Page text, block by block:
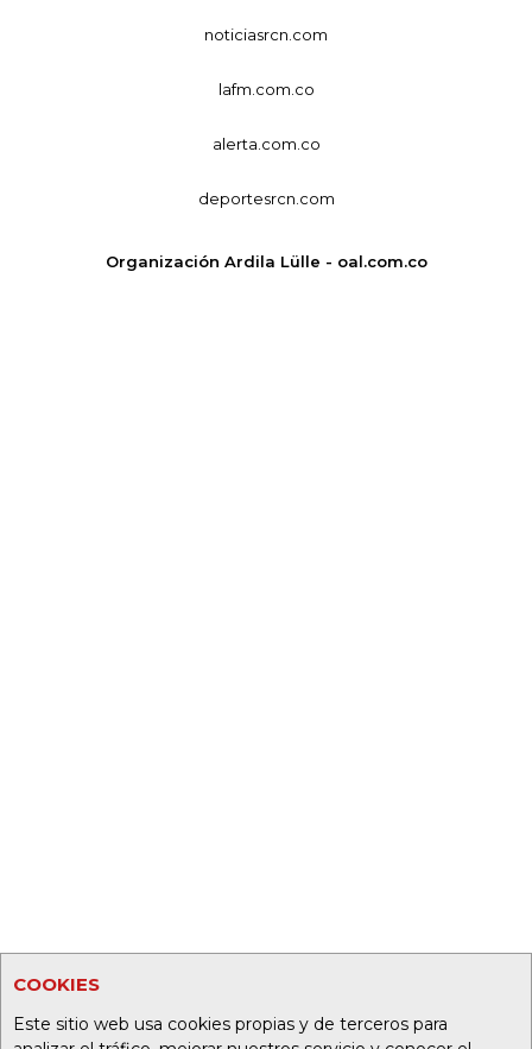
COOKIES
Este sitio web usa cookies propias y de terceros para
noticiasrcn.com
lafm.com.co
alerta.com.co
deportesrcn.com
Organización Ardila Lülle - oal.com.co